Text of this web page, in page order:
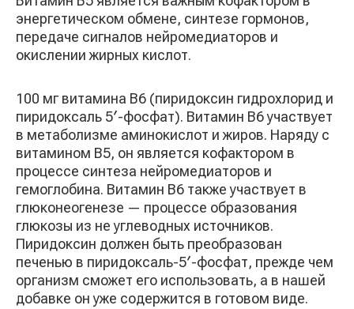
энергетическом обмене, синтезе гормонов,
передаче сигналов нейромедиаторов и
окислении жирных кислот.
100 мг витамина B6 (пиридоксин гидрохлорид и
пиридоксаль 5′-фосфат). Витамин B6 участвует
в метаболизме аминокислот и жиров. Наряду с
витамином B5, он является кофактором в
процессе синтеза нейромедиаторов и
гемоглобина. Витамин B6 также участвует в
глюконеогенезе — процессе образования
глюкозы из не углеводных источников.
Пиридоксин должен быть преобразован
печенью в пиридоксаль-5′-фосфат, прежде чем
организм сможет его использовать, а в нашей
добавке он уже содержится в готовом виде.